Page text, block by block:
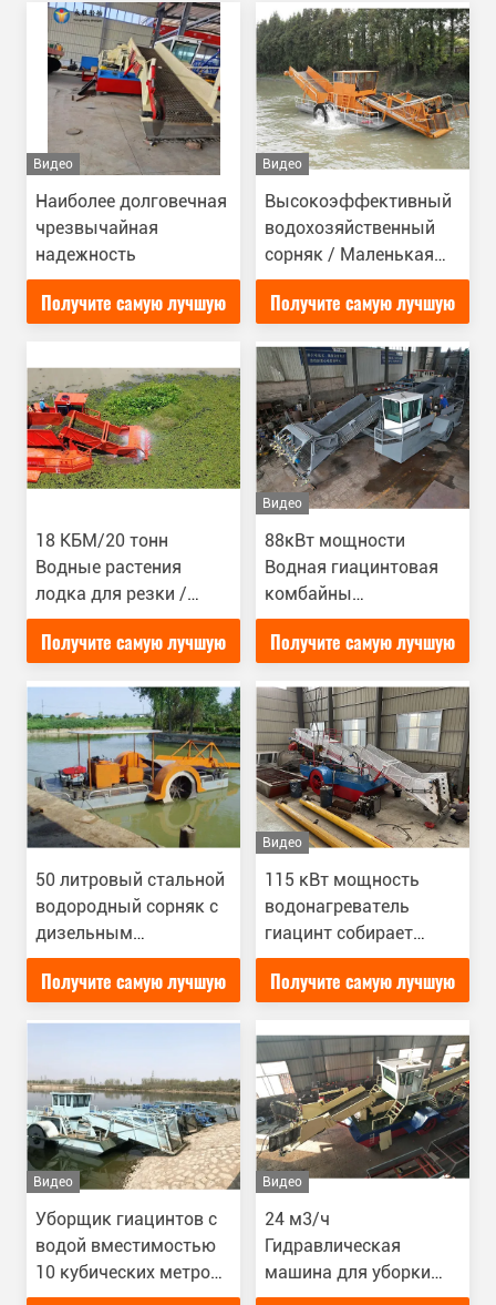
цену
цену
Видео
Наиболее долговечная
чрезвычайная
надежность
Получите самую лучшую
Видео
Высокоэффективный
водохозяйственный
сорняк / Маленькая
лодка для очистки
голубых водорослей /
тростника
Получите самую лучшую
цену
18 КБМ/20 тонн
Водные растения
лодка для резки /
Уборщик Водные
гиацинты Уборка и
Получите самую лучшую
цену
Видео
88кВт мощности
Водная гиацинтовая
комбайны
Эффективная уборка
Получите самую лучшую
цену
50 литровый стальной
водородный сорняк с
дизельным
двигателем
мощностью 115 кВт
Получите самую лучшую
цену
Видео
115 кВт мощность
водонагреватель
гиацинт собирает
водные растения на
воде
Получите самую лучшую
Видео
Уборщик гиацинтов с
водой вместимостью
10 кубических метров
предназначен для
Видео
24 м3/ч
Гидравлическая
машина для уборки
водных гиацинтов /